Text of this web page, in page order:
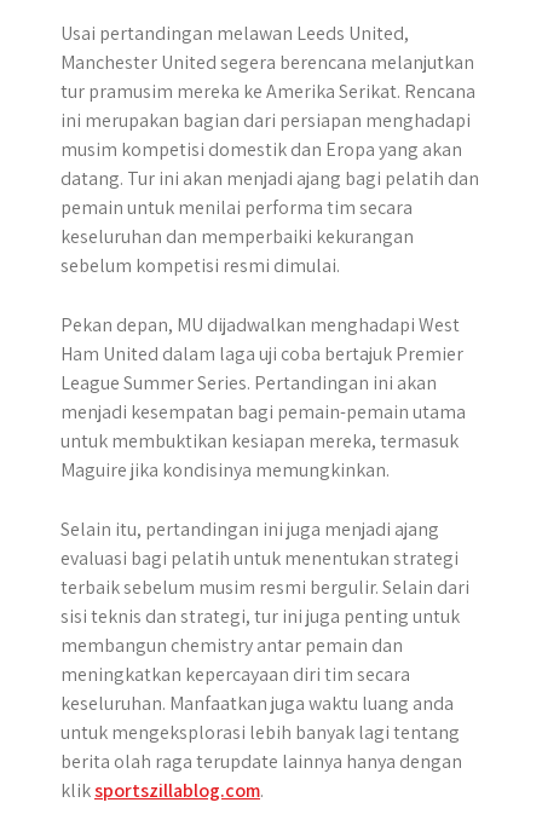
Usai pertandingan melawan Leeds United,
Manchester United segera berencana melanjutkan
tur pramusim mereka ke Amerika Serikat. Rencana
ini merupakan bagian dari persiapan menghadapi
musim kompetisi domestik dan Eropa yang akan
datang. Tur ini akan menjadi ajang bagi pelatih dan
pemain untuk menilai performa tim secara
keseluruhan dan memperbaiki kekurangan
sebelum kompetisi resmi dimulai.
Pekan depan, MU dijadwalkan menghadapi West
Ham United dalam laga uji coba bertajuk Premier
League Summer Series. Pertandingan ini akan
menjadi kesempatan bagi pemain-pemain utama
untuk membuktikan kesiapan mereka, termasuk
Maguire jika kondisinya memungkinkan.
Selain itu, pertandingan ini juga menjadi ajang
evaluasi bagi pelatih untuk menentukan strategi
terbaik sebelum musim resmi bergulir. Selain dari
sisi teknis dan strategi, tur ini juga penting untuk
membangun chemistry antar pemain dan
meningkatkan kepercayaan diri tim secara
keseluruhan. Manfaatkan juga waktu luang anda
untuk mengeksplorasi lebih banyak lagi tentang
berita olah raga terupdate lainnya hanya dengan
kliksportszillablog.com.